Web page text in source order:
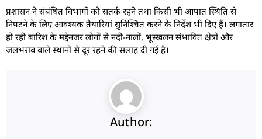
प्रशासन ने संबंधित विभागों को सतर्क रहने तथा किसी भी आपात स्थिति से
निपटने के लिए आवश्यक तैयारियां सुनिश्चित करने के निर्देश भी दिए हैं। लगातार
हो रही बारिश के मद्देनजर लोगों से नदी-नालों, भूस्खलन संभावित क्षेत्रों और
जलभराव वाले स्थानों से दूर रहने की सलाह दी गई है।
Author: